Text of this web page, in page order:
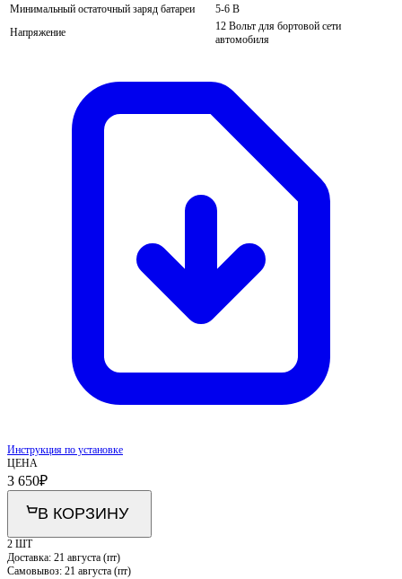
Минимальный остаточный заряд батареи
5-6 В
Напряжение
12 Вольт для бортовой сети
автомобиля
Инструкция по установке
ЦЕНА
3 650₽
В КОРЗИНУ
2 ШТ
Доставка: 21 августа (пт)
Самовывоз: 21 августа (пт)